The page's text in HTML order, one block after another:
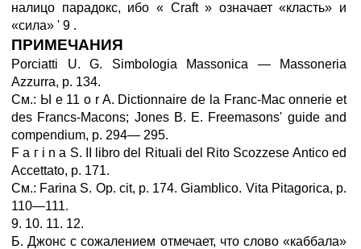
налицо парадокс, ибо « Craft » означает «класть» и
«сила» ' 9 .
ПРИМЕЧАНИЯ
Porciatti U. G. Simbologia Massonica — Massoneria
Azzurra, p. 134.
См.: Ы е 11 о r A. Dictionnaire de la Franc-Mac onnerie et
des Francs-Macons; Jones В. Е. Freemasons' guide and
compendium, p. 294— 295.
F а г i n a S. II libro del Rituali del Rito Scozzese Antico ed
Accettato, p. 171.
См.: Farina S. Op. cit, p. 174. Giamblico. Vita Pitagorica, p.
110—111.
9. 10. 11. 12.
Б. Джонс с сожалением отмечает, что слово «каббала»